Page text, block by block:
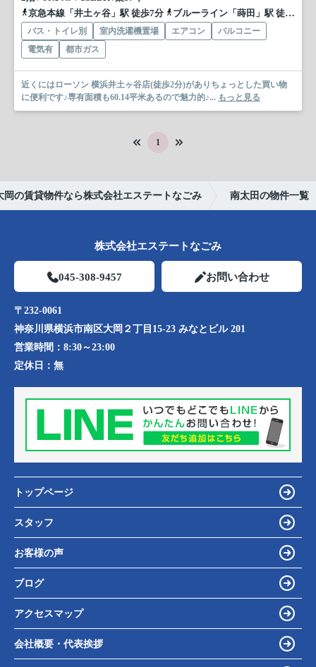
京急本線「井土ヶ谷」駅 徒歩7分
ブルーライン「蒔田」駅 徒歩10分
バス・トイレ別 室内洗濯機置場 エアコン
バルコニー
電気有
都市ガス
近くにはローソン 横浜井土ヶ谷店(徒歩2分)がありちょっとした買い物
に便利です♪専有面積も60.14平米あるので魅力的♪... もっと見る
1
岡の賃貸物件なら株式会社エステートなごみ 南太田の物件一覧
株式会社エステートなごみ
045-308-9457 お問い合わせ
〒232-0061
神奈川県横浜市南区大岡２丁目15-23 みなとビル 201
営業時間： 8:30～23:00
定休日： 無
トップページ
スタッフ
お客様の声
ブログ
アクセスマップ
会社概要・代表挨拶